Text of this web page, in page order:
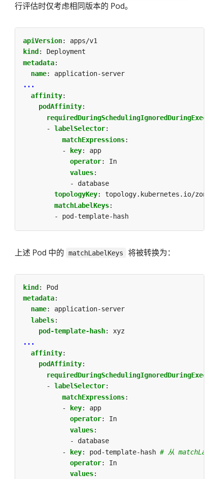
行评估时仅考虑相同版本的 Pod。
apiVersion:
apps/v1
kind :
Deployment
metadata:
name:
application-server
...
affinity:
podAffinity:
- labelSelector:
matchExpressions:
-
key:
app
operator:
In
values:
- database
topologyKey:
topology.kubernetes.io/zone
matchLabelKeys:
- pod-template-hash
上述 Pod 中的 matchLabelKeys 将被转换为：
kind :
Pod
metadata:
name:
application-server
labels:
pod-template-hash:
xyz
...
affinity:
podAffinity:
- labelSelector:
matchExpressions:
-
key:
app
operator:
In
values:
- database
- key: pod-template-hash # 从
operator:
In
values: